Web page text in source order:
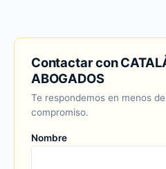
Contactar con
ABOGADOS
Te respondemos en menos
compromiso.
Nombre